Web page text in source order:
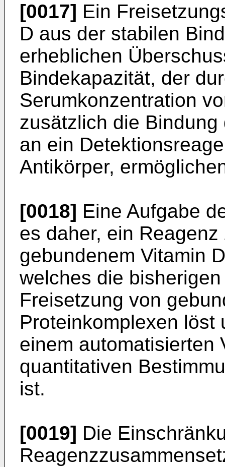
[0017] Ein
D aus der stabilen
erheblichen
Bindekapazität, der
Serumkonzentration
zusätzlich die
an ein
Antikörper,
[0018] Eine Aufgabe
es daher, ein
gebundenem Vitamin
welches die
Freisetzung von
Proteinkomplexen löst
einem automatisierten
quantitativen
ist.
[0019] Die